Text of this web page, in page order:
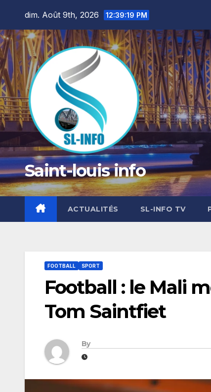
content
dim. Août 9th, 2026 12:39:20 PM
Saint-louis info
ACTUALITÉS SL-INFO TV
FOOTBALL SPORT
Football : le Mali
Tom Saintfiet
By